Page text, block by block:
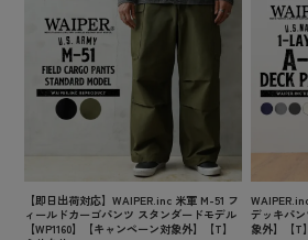
【即日出荷対応】WAIPER.inc 米軍 M-51 フ
ィールドカーゴパンツ スタンダードモデル
【WP1160】【キャンペーン対象外】【T】
デッキパ
象外】【T